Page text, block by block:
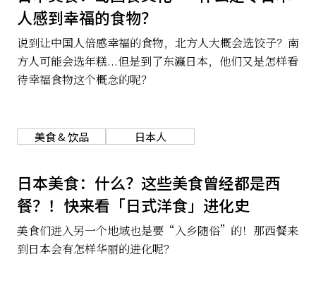
ภาษาไทย
日本語
文化
热点
生活
关于我们
人感到幸福的食物？
说到让中国人倍感幸福的食物，北方人大概会选饺子？南
方人可能会选年糕...但是到了东瀛日本，他们又是怎样看
待幸福食物这个概念的呢？
美食 & 饮品 日本人
日本美食：什么？这些美食曾经都是西
餐？！快来看「日式洋食」进化史
美食们进入另一个地域也是要“入乡随俗”的！那西餐来
到日本会有怎样华丽的进化呢？